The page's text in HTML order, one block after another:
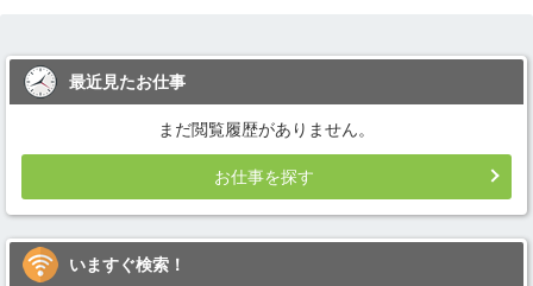
最近見たお仕事
まだ閲覧履歴がありません。
お仕事を探す
いますぐ検索！